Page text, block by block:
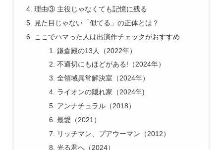
理由③ 主役じゃなくても記憶に残る
見た目じゃない「似てる」の正体とは？
ここでハマった人は出演作チェックがおすすめ
鎌倉殿の13人（2022年）
不適切にもほどがある!（2024年）
全領域異常解決室（2024年）
ライオンの隠れ家（2024年)
アンナチュラル（2018）
最愛（2021）
リッチマン、プアウーマン（2012）
光る君へ（2024）